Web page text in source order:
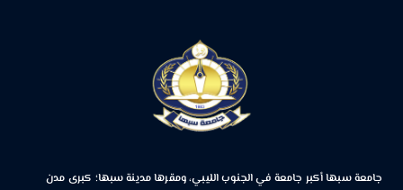
جامعة سبها أكبر جامعة في الجنوب الليبي، ومقرها مدينة سبها؛ كبرى مدن